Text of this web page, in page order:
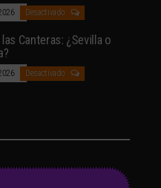
Desactivado
Canteras: ¿Sevilla o
Desactivado